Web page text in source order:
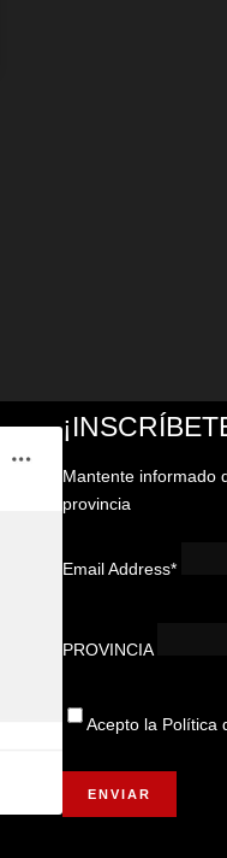
Mantente informado
provincia
Email Address*
PROVINCIA
Acepto la Política